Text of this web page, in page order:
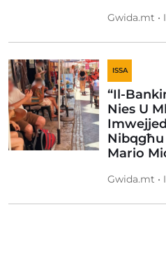
Gwida.mt •
ISSA
“Il-
Nies U
Nibqgħu
Mario
Gwida.mt •